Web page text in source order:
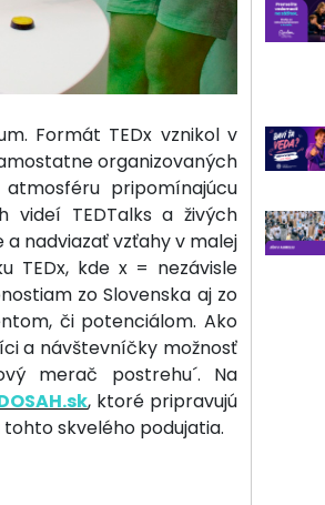
Formát TEDx vznikol v
organizovaných
pripomínajúcu
videí TEDTalks a živých
nadviazať vzťahy v malej
TEDx, kde x = nezávisle
zo Slovenska aj zo
či potenciálom. Ako
a návštevníčky možnosť
merač postrehu´. Na
, ktoré pripravujú
tohto skvelého podujatia.